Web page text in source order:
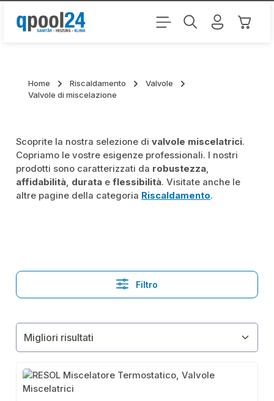
Passa al contenuto principale Il
Home Riscaldamento
Valvole
Valvole di miscelazione
Scoprite la nostra selezione divalvole miscelatrici.
Copriamo le vostre esigenze professionali. I nostri
prodotti sono caratterizzati da robustezza,
affidabilità, durata eflessibilità. Visitate anche le
altre pagine della categoria Riscaldamento.
Filtro